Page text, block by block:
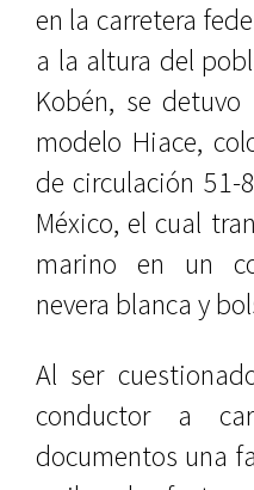
en la carretera
a la altura del
Kobén, se
modelo Hiace,
de circulación 51-
México, el cual
marino en un
nevera blanca y
Al ser
conductor a
documentos una